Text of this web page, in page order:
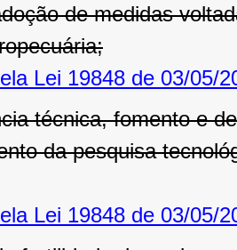
de medidas
Lei 19848 de 03/05/
técnica, fomento e
da pesquisa
Lei 19848 de 03/05/